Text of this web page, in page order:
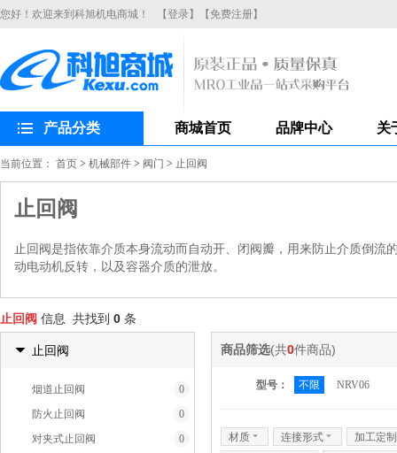
您好！欢迎来到科旭机电商城！ 【登录】 【免费注册】
产品分类 商城首页 品牌中心 关
当前位置： 首页 > 机械部件 > 阀门 > 止回阀
止回阀
止回阀是指依靠介质本身流动而自动开、闭阀瓣，用来防止介质倒
动电动机反转，以及容器介质的泄放。
止回阀 信息 共找到 0 条
商品筛选(共0件商品)
型号： 不限 NRV06
材质 6 连接形式 6
加工定制
止回阀
烟道止回阀
0
防火止回阀
0
对夹式止回阀
0